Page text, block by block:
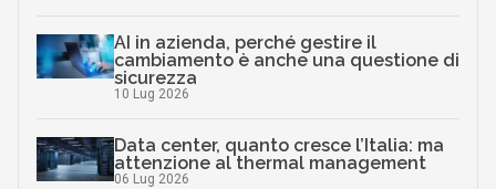
AI in azienda, perché gestire il
cambiamento è anche una questione di
sicurezza
10 Lug 2026
Data center, quanto cresce l’Italia: ma
attenzione al thermal management
06 Lug 2026